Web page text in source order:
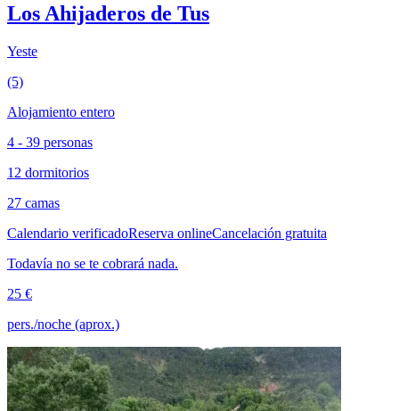
Los Ahijaderos de Tus
Yeste
(5)
Alojamiento entero
4 - 39 personas
12 dormitorios
27 camas
Calendario verificadoReserva onlineCancelación gratuita
Todavía no se te cobrará nada.
25 €
pers./noche (aprox.)